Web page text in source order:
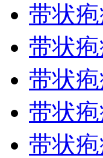
带状
带状
带状
带状
带状